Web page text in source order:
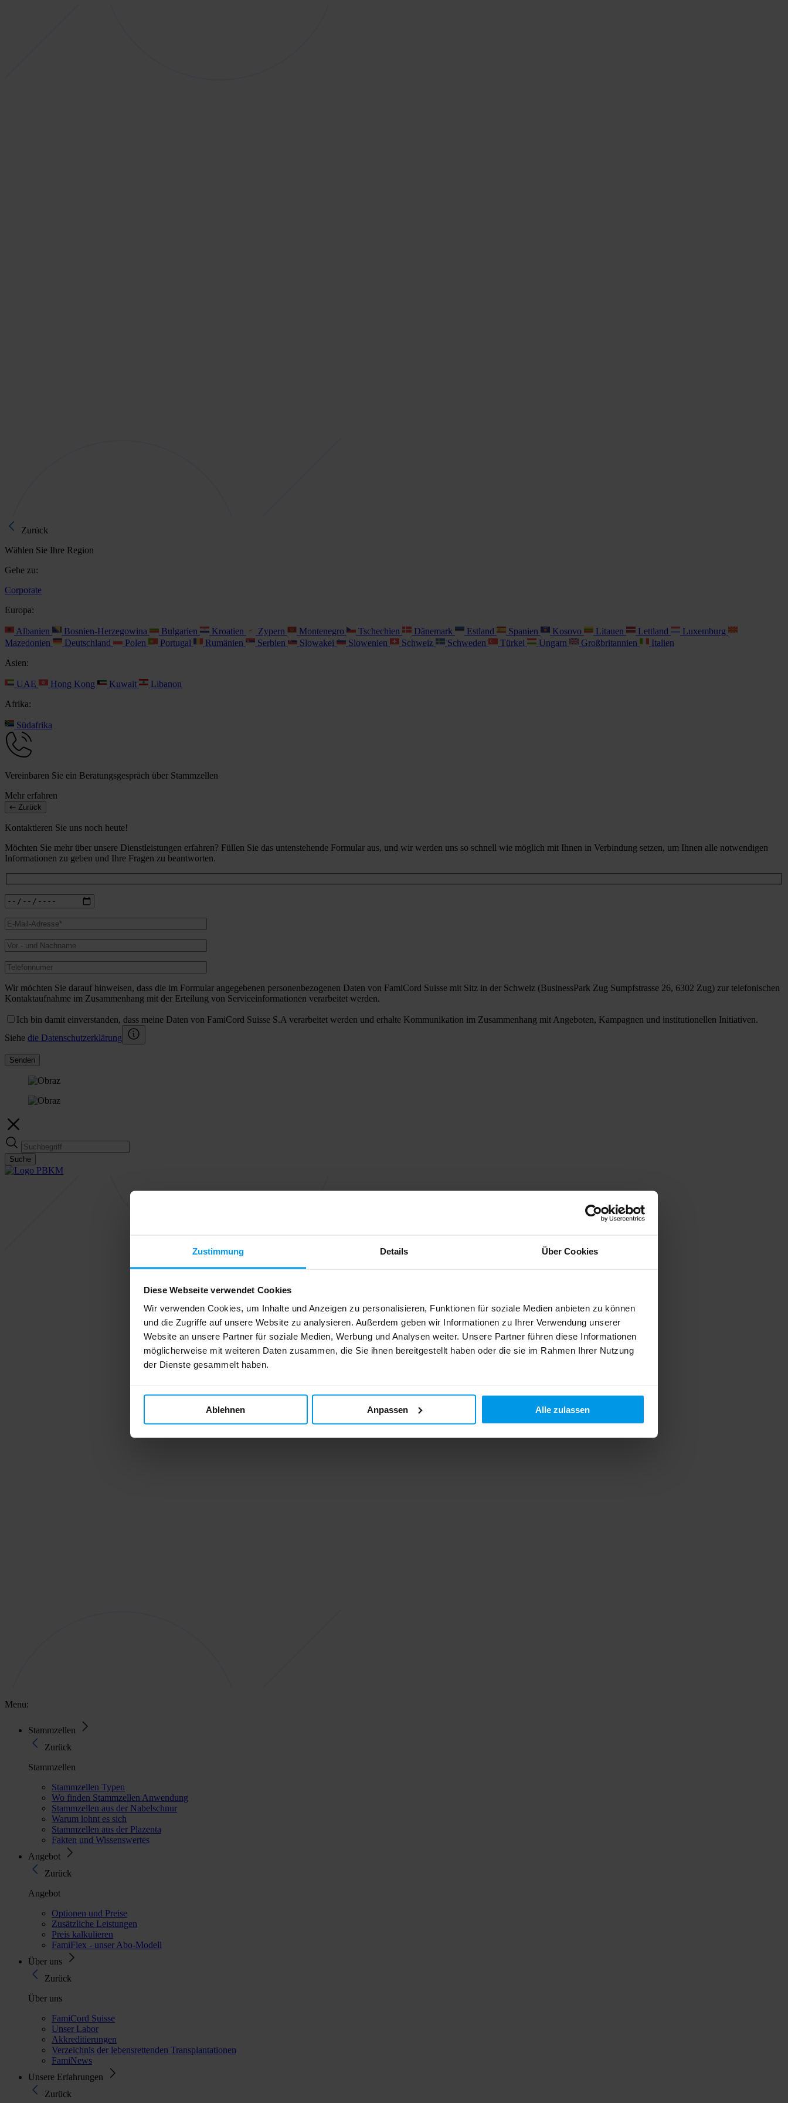
Zustimmung Details Über Cookies
Diese Webseite verwendet Cookies
Wir verwenden Cookies, um Inhalte und Anzeigen zu personalisieren, Funktionen für soziale Medien anbieten zu können
und die Zugriffe auf unsere Website zu analysieren. Außerdem geben wir Informationen zu Ihrer Verwendung unserer
Website an unsere Partner für soziale Medien, Werbung und Analysen weiter. Unsere Partner führen diese Informationen
möglicherweise mit weiteren Daten zusammen, die Sie ihnen bereitgestellt haben oder die sie im Rahmen Ihrer Nutzung
der Dienste gesammelt haben.
Ablehnen Anpassen Alle zulassen
Zurück
Wählen Sie Ihre Region
Gehe zu:
Corporate
Europa:
Albanien Bosnien-Herzegowina Bulgarien Kroatien Zypern Montenegro Tschechien Dänemark Estland Spanien Kosovo Litauen Lettland
Luxemburg
Mazedonien
Deutschland Polen Portugal Rumänien Serbien Slowakei Slowenien Schweiz Schweden Türkei Ungarn Großbritannien
Italien
Asien:
UAE Hong Kong Kuwait
Libanon
Afrika:
Südafrika
Vereinbaren Sie ein Beratungsgespräch über Stammzellen
Mehr erfahren
Zurück
Kontaktieren Sie uns noch heute!
Möchten Sie mehr über unsere Dienstleistungen erfahren? Füllen Sie das untenstehende Formular aus, und wir werden uns so schnell wie möglich mit Ihnen in Verbindung setzen, um Ihnen alle notwendigen
Informationen zu geben und Ihre Fragen zu beantworten.
Wir möchten Sie darauf hinweisen, dass die im Formular angegebenen personenbezogenen Daten von FamiCord Suisse mit Sitz in der Schweiz (BusinessPark Zug Sumpfstrasse 26, 6302 Zug) zur telefonischen
Kontaktaufnahme im Zusammenhang mit der Erteilung von Serviceinformationen verarbeitet werden.
Ich bin damit einverstanden, dass meine Daten von FamiCord Suisse S.A verarbeitet werden und erhalte Kommunikation im Zusammenhang mit Angeboten, Kampagnen und institutionellen Initiativen.
Siehe die Datenschutzerklärung
Senden
Suche
Menu:
Stammzellen
Zurück
Stammzellen
Stammzellen Typen
Wo finden Stammzellen Anwendung
Stammzellen aus der Nabelschnur
Warum lohnt es sich
Stammzellen aus der Plazenta
Fakten und Wissenswertes
Angebot
Zurück
Angebot
Optionen und Preise
Zusätzliche Leistungen
Preis kalkulieren
FamiFlex - unser Abo-Modell
Über uns
Zurück
Über uns
FamiCord Suisse
Unser Labor
Akkreditierungen
Verzeichnis der lebensrettenden Transplantationen
FamiNews
Unsere Erfahrungen
Zurück